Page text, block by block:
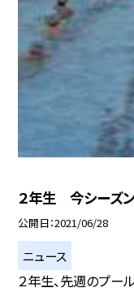
２年生 今シーズ
公開日 2021/06/28
ニュース
２年生、先週のプー